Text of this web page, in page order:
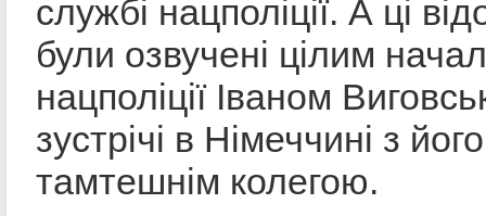
службі нацполіції. А ці
були озвучені цілим
нацполіції Іваном
зустрічі в Німеччині з його
тамтешнім колегою.